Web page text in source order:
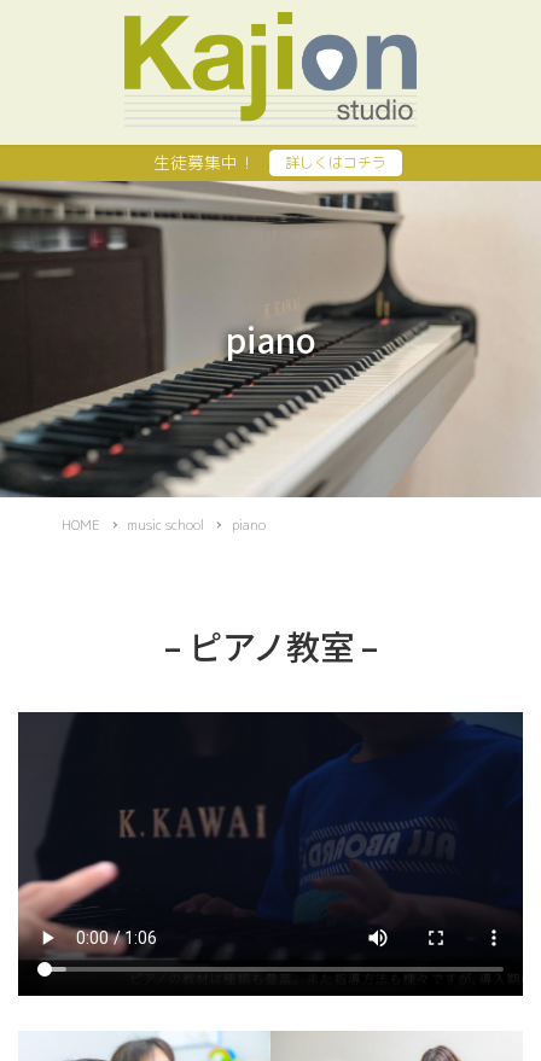
生徒募集中！ 詳しくはコチラ
piano
HOME music school piano
– ピアノ教室 –